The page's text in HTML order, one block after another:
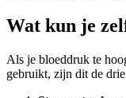
Wat kun je
Als je bloeddruk te
gebruikt, zijn dit de